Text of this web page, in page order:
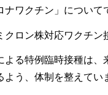
ワクチン」について
クロン株対応ワクチン
よる特例臨時接種は
う、体制を整えてい